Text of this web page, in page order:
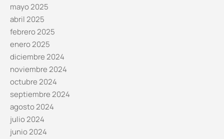
mayo 2025
abril 2025
febrero 2025
enero 2025
diciembre 2024
noviembre 2024
octubre 2024
septiembre 2024
agosto 2024
julio 2024
junio 2024